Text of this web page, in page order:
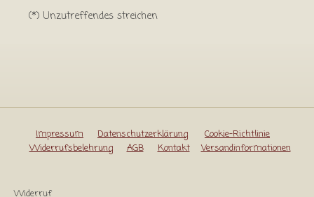
(*) Unzutreffendes streichen
Impressum Datenschutzerklärung
Cookie-Richtlinie
Widerrufsbelehrung
AGB Kontakt Versandinformationen
Widerruf